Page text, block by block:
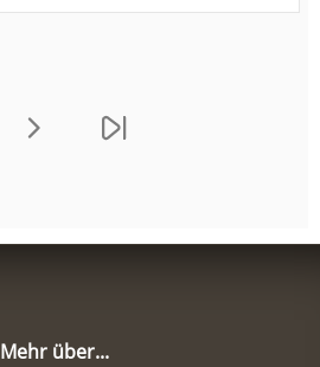
Mehr über...